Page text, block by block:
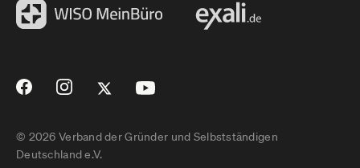
© 2026 Verband der Gründer und Selbstständigen
Deutschland e.V.